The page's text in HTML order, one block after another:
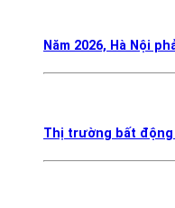
Năm 2026, Hà Nội
Thị trường bất